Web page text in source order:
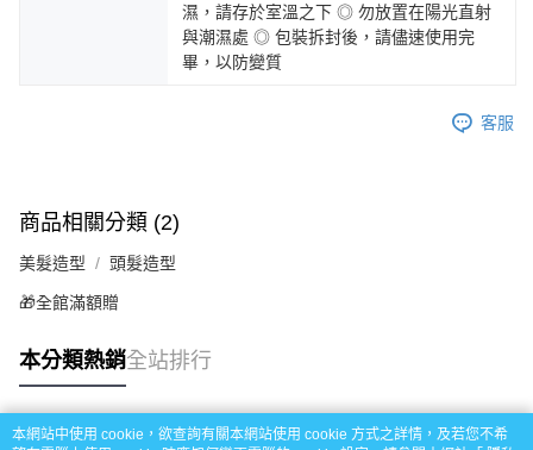
濕，請存於室溫之下 ◎ 勿放置在陽光直射
與潮濕處 ◎ 包裝拆封後，請儘速使用完
畢，以防變質
客服
商品相關分類 (2)
美髮造型 頭髮造型
🎁全館滿額贈
本分類熱銷全站排行
本網站中使用 cookie，欲查詢有關本網站使用 cookie 方式之詳情，及若您不希